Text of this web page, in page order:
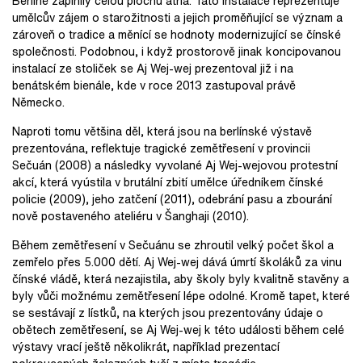
umělcův zájem o starožitnosti a jejich proměňující se význam a
zároveň o tradice a měnící se hodnoty modernizující se čínské
společnosti. Podobnou, i když prostorově jinak koncipovanou
instalací ze stoliček se Aj Wej-wej prezentoval již i na
benátském bienále, kde v roce 2013 zastupoval právě
Německo.
Naproti tomu většina děl, která jsou na berlínské výstavě
prezentována, reflektuje tragické zemětřesení v provincii
Sečuán (2008) a následky vyvolané Aj Wej-wejovou protestní
akcí, která vyústila v brutální zbití umělce úředníkem čínské
policie (2009), jeho zatčení (2011), odebrání pasu a zbourání
nově postaveného ateliéru v Šanghaji (2010).
Během zemětřesení v Sečuánu se zhroutil velký počet škol a
zemřelo přes 5.000 dětí. Aj Wej-wej dává úmrtí školáků za vinu
čínské vládě, která nezajistila, aby školy byly kvalitně stavěny a
byly vůči možnému zemětřesení lépe odolné. Kromě tapet, které
se sestávají z lístků, na kterých jsou prezentovány údaje o
obětech zemětřesení, se Aj Wej-wej k této události během celé
výstavy vrací ještě několikrát, například prezentací